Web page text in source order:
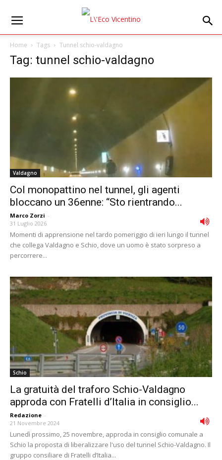
Home Tags Tunnel schio-valdagno
Tag: tunnel schio-valdagno
Valdagno
Col monopattino nel tunnel, gli agenti
bloccano un 36enne: “Sto rientrando...
Marco Zorzi -
31 Luglio 2026
Momenti di apprensione nel tardo pomeriggio di ieri lungo il tunnel
che collega Valdagno e Schio, dove un uomo è stato sorpreso a
percorrere...
Schio
La gratuità del traforo Schio-Valdagno
approda con Fratelli d’Italia in consiglio...
Redazione -
21 Novembre 2024
Lunedì prossimo, 25 novembre, approda in consiglio comunale a
Schio la proposta di liberalizzare l'uso del tunnel Schio-Valdagno. Il
gruppo consiliare di Fratelli d’Italia...